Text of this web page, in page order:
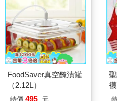
「關鍵接觸點」（Controlled
相處的指定地。
去未來實驗室裡瞧瞧微生物如
士．龐德電影：英國祕密情報組
裡拿到稀奇古怪的武器，然後坐
裡變得太潮溼，好菌處理過的壁
地毯能培育有價值的好菌，所以
等於是在接種疫苗。
腸胃出問題的病人若進行糞便
FoodSaver真空醃漬罐
（2.12L）
特價 495 元
襪